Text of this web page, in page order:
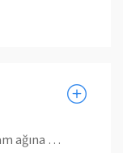
MAC OS işletim sistemlerinde Eduroam ağına bağlanmak için buradaki video takip edilmeli veya aşağıda verilen doküman takip edilmelidir. MAC OS X Eduroam Bağlantı Ayarları